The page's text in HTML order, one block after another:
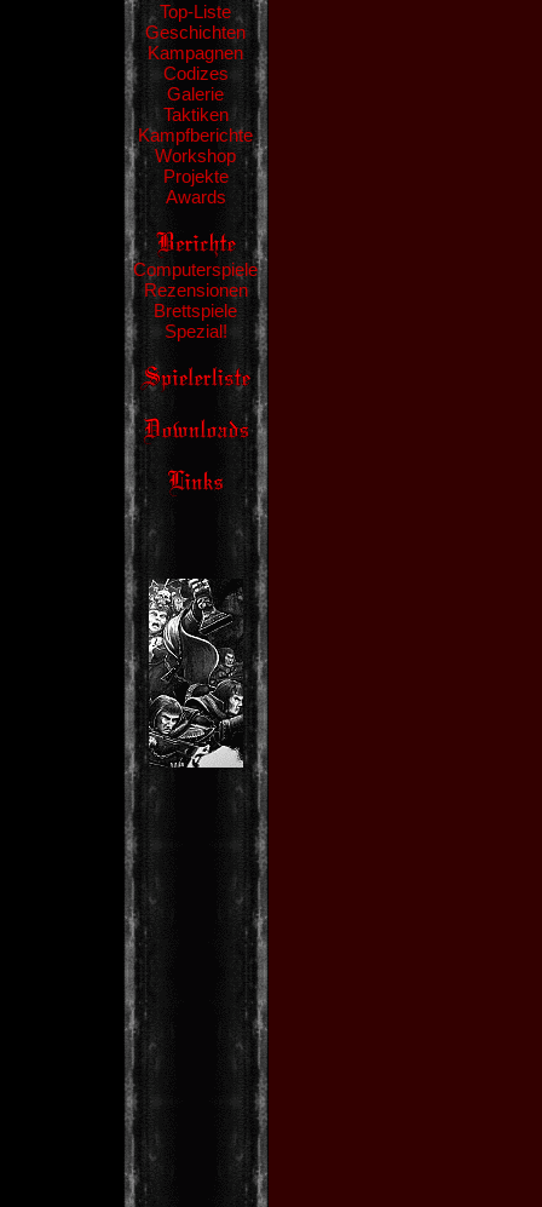
Top-Liste
Geschichten
Kampagnen
Codizes
Galerie
Taktiken
Kampfberichte
Workshop
Projekte
Awards
Computerspiele
Rezensionen
Brettspiele
Spezial!